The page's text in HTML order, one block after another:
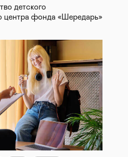
детского
центра фонда «Шередарь»